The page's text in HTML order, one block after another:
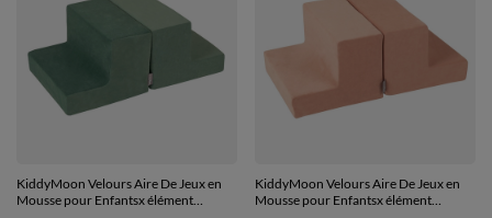
KiddyMoon Velours Aire De Jeux en
Mousse pour Enfantsx élément
KiddyMoon Velours Aire De Jeux en
Mousse pour Enfantsx élément